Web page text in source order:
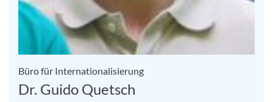
Büro für Internationalisierung
Dr. Guido Quetsch